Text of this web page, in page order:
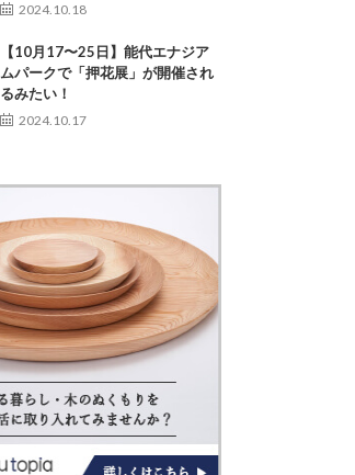
2024.10.18
【10月17〜25日】能代エナジア
ムパークで「押花展」が開催され
るみたい！
2024.10.17